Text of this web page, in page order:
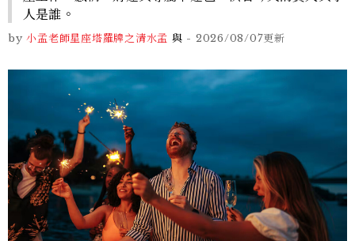
人是誰。
by 小孟老師星座塔羅牌之清水孟 與 - 2026/08/07更新